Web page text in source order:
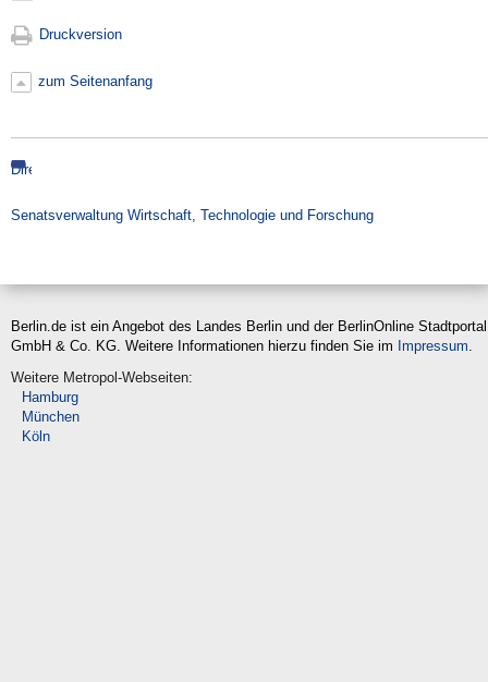
Druckversion
zum Seitenanfang
Direkt
Suche
Senatsverwaltung Wirtschaft, Technologie und Forschung
Berlin.de ist ein Angebot des Landes Berlin und der BerlinOnline Stadtportal
GmbH & Co. KG. Weitere Informationen hierzu finden Sie im Impressum.
Weitere Metropol-Webseiten:
Hamburg
München
Köln